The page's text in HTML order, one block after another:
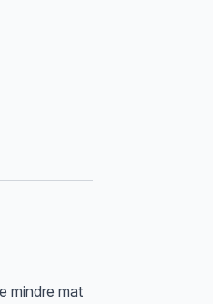
mindre mat